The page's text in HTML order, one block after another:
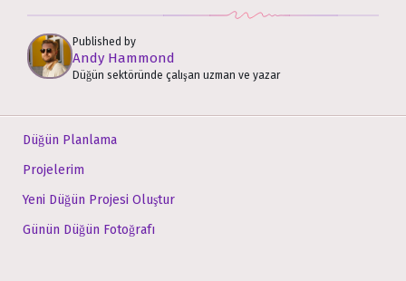
Published by
Andy Hammond
Düğün sektöründe çalışan uzman ve yazar
Düğün Planlama
Projelerim
Yeni Düğün Projesi Oluştur
Günün Düğün Fotoğrafı